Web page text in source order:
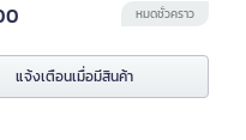
หมดชั่วคราว
แจ้งเตือนเมื่อมีสินค้า